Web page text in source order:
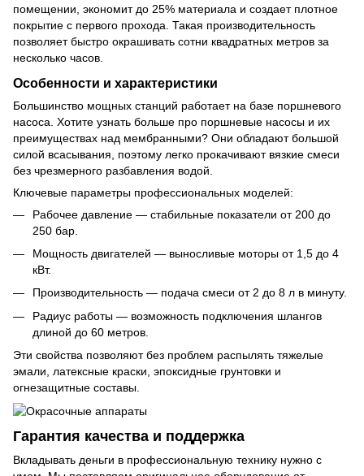
помещении, экономит до 25% материала и создает плотное
покрытие с первого прохода. Такая производительность
позволяет быстро окрашивать сотни квадратных метров за
несколько часов.
Особенности и характеристики
Большинство мощных станций работает на базе поршневого
насоса. Хотите узнать больше про поршневые насосы и их
преимуществах над мембранными? Они обладают большой
силой всасывания, поэтому легко прокачивают вязкие смеси
без чрезмерного разбавления водой.
Ключевые параметры профессиональных моделей:
Рабочее давление — стабильные показатели от 200 до
250 бар.
Мощность двигателей — выносливые моторы от 1,5 до 4
кВт.
Производительность — подача смеси от 2 до 8 л в минуту.
Радиус работы — возможность подключения шлангов
длиной до 60 метров.
Эти свойства позволяют без проблем распылять тяжелые
эмали, латексные краски, эпоксидные грунтовки и
огнезащитные составы.
Гарантия качества и поддержка
Вкладывать деньги в профессиональную технику нужно с